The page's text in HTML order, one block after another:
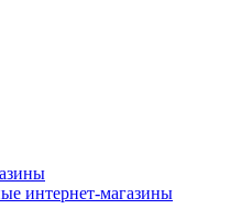
интернет-магазины